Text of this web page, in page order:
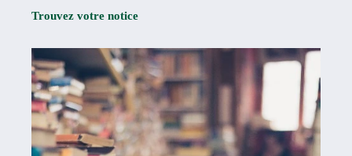
Trouvez votre notice